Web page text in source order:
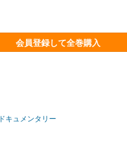
会員登録して全巻購入
ドキュメンタリー